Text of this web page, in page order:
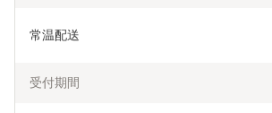
常温配送
受付期間